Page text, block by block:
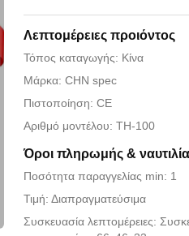
Λεπτομέρειες προιόντος
Τόπος καταγωγής: Κίνα
Μάρκα: CHN spec
Πιστοποίηση: CE
Αριθμό μοντέλου: TH-100
Όροι πληρωμής &
Ποσότητα παραγγελίας min: 1
Τιμή: Διαπραγματεύσιμα
Συσκευασία λεπτομέρειες: